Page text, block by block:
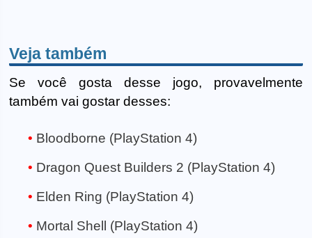
Veja também
Se você gosta desse jogo, provavelmente
também vai gostar desses:
Bloodborne (PlayStation 4)
Dragon Quest Builders 2 (PlayStation 4)
Elden Ring (PlayStation 4)
Mortal Shell (PlayStation 4)